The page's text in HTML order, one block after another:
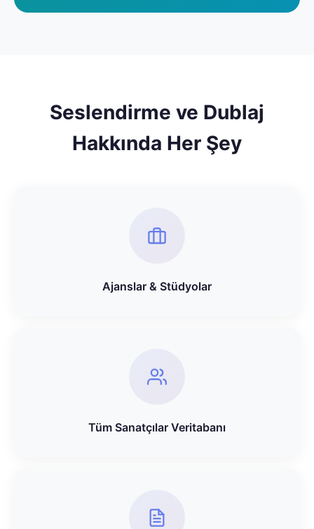
Seslendirme ve Dublaj
Hakkında Her Şey
Ajanslar & Stüdyolar
Tüm Sanatçılar Veritabanı